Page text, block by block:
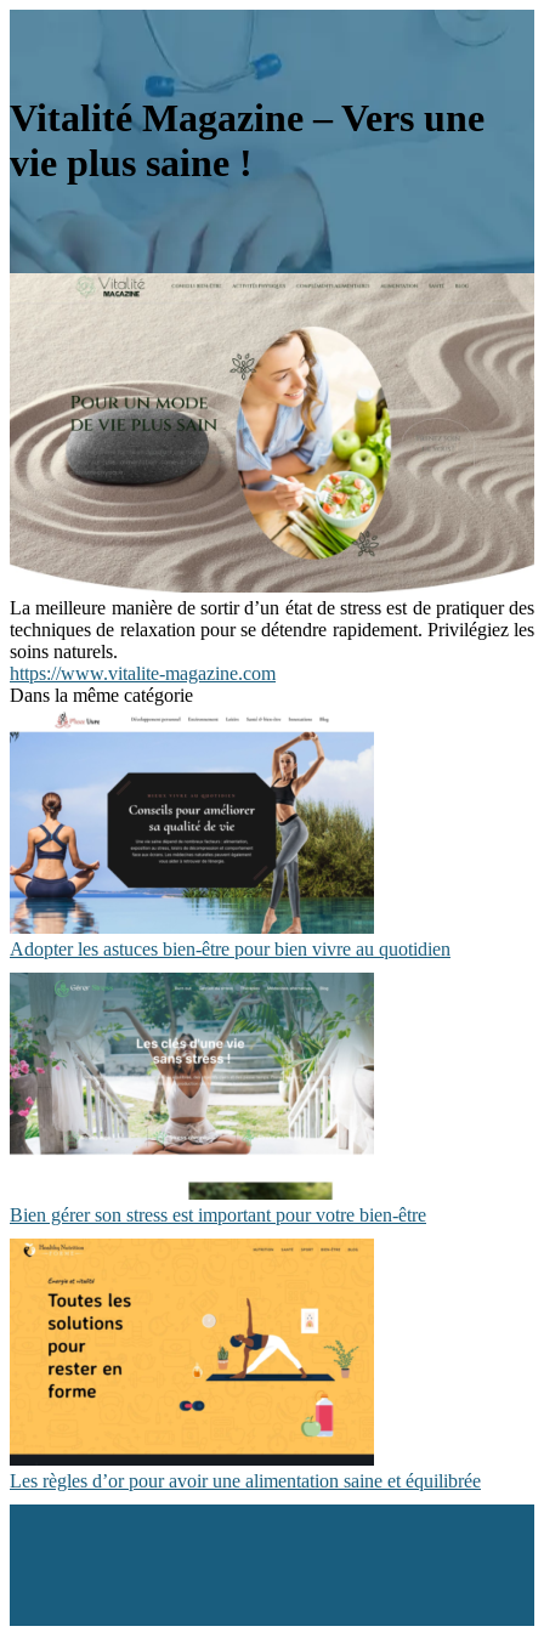
Vitalité Magazine – Vers une
vie plus saine !
La meilleure manière de sortir d’un état de stress est de pratiquer des
techniques de relaxation pour se détendre rapidement. Privilégiez les
soins naturels.
https://www.vitalite-magazine.com
Dans la même catégorie
Adopter les astuces bien-être pour bien vivre au quotidien
Bien gérer son stress est important pour votre bien-être
Les règles d’or pour avoir une alimentation saine et équilibrée